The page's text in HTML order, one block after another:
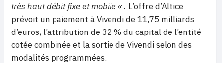
très haut débit fixe et mobile « . L’offre d’Altice
prévoit un paiement à Vivendi de 11,75 milliards
d’euros, l’attribution de 32 % du capital de l’entité
cotée combinée et la sortie de Vivendi selon des
modalités programmées.